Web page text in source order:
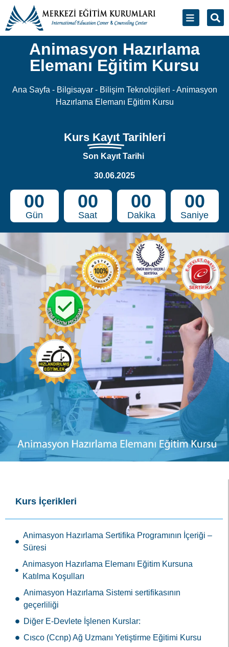
Animasyon Hazırlama
Elemanı Eğitim Kursu
Ana Sayfa - Bilgisayar - Bilişim Teknolojileri -Animasyon
Hazırlama Elemanı Eğitim Kursu
Kurs Kayıt Tarihleri
Son Kayıt Tarihi
30.06.2025
00
Gün
00
Saat
00
Dakika
00
Saniye
Kurs İçerikleri
Animasyon Hazırlama Sertifika Programının İçeriği –
Süresi
Animasyon Hazırlama Elemanı Eğitim Kursuna
Katılma Koşulları
Animasyon Hazırlama Sistemi sertifikasının
geçerliliği
Diğer E-Devlete İşlenen Kurslar:
Cısco (Ccnp) Ağ Uzmanı Yetiştirme Eğitimi Kursu